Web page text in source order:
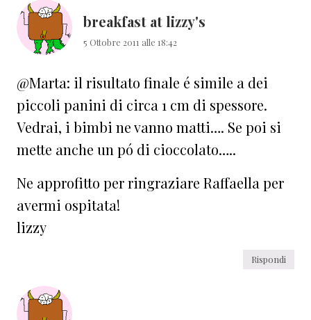
breakfast at lizzy's
5 Ottobre 2011 alle 18:42
@Marta: il risultato finale é simile a dei
piccoli panini di circa 1 cm di spessore.
Vedrai, i bimbi ne vanno matti…. Se poi si
mette anche un pó di cioccolato…..
Ne approfitto per ringraziare Raffaella per
avermi ospitata!
lizzy
Rispondi